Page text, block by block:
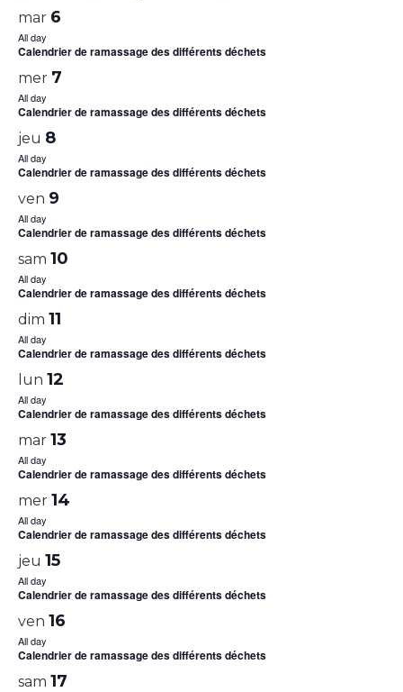
mar 6
All day
Calendrier de ramassage des différents déchets
mer 7
All day
Calendrier de ramassage des différents déchets
jeu 8
All day
Calendrier de ramassage des différents déchets
ven 9
All day
Calendrier de ramassage des différents déchets
sam 10
All day
Calendrier de ramassage des différents déchets
dim 11
All day
Calendrier de ramassage des différents déchets
lun 12
All day
Calendrier de ramassage des différents déchets
mar 13
All day
Calendrier de ramassage des différents déchets
mer 14
All day
Calendrier de ramassage des différents déchets
jeu 15
All day
Calendrier de ramassage des différents déchets
ven 16
All day
Calendrier de ramassage des différents déchets
sam 17